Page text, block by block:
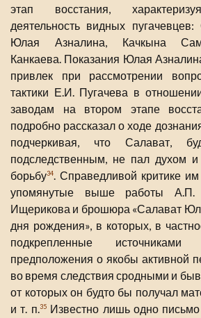
этап восстания,
деятельность видных
Юлая Азналина, Качкына
Канкаева. Показания Юлая
привлек при рассмотрении
тактики Е.И. Пугачева в
заводам на втором этапе
подробно рассказал о ходе
подчеркивая, что Салават,
подследственным, не пал духом
борьбу34. Справедливой критике
упомянутые выше работы А.П.
Ищерикова и брошюра «Салават
дня рождения», в которых, в
подкрепленные
предположения о якобы активной
во время следствия сродными и
от которых он будто бы получал
и т. п.35Известно лишь одно письмо